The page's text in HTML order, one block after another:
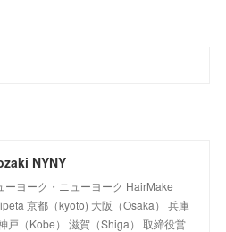
NYNY
ーヨーク・ニューヨーク HairMake
京都（kyoto) 大阪（Osaka） 兵庫
戸（Kobe） 滋賀（Shiga） 取締役営